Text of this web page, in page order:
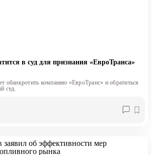
в суд для признания «ЕвроТранса»
обанкротить компанию «ЕвроТранс» и обратиться
суд.